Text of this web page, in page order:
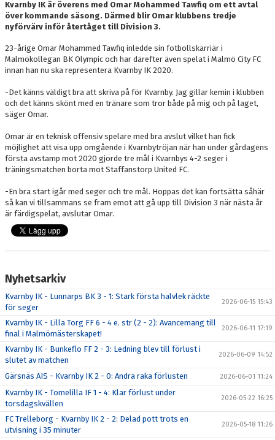
Kvarnby IK är överens med Omar Mohammed Tawfiq om ett avtal
över kommande säsong. Därmed blir Omar klubbens tredje
nyförvärv inför återtåget till Division 3.
23-årige Omar Mohammed Tawfiq inledde sin fotbollskarriär i
Malmökollegan BK Olympic och har därefter även spelat i Malmö City FC
innan han nu ska representera Kvarnby IK 2020.
-Det känns väldigt bra att skriva på för Kvarnby. Jag gillar kemin i klubben
och det känns skönt med en tränare som tror både på mig och på laget,
säger Omar.
Omar är en teknisk offensiv spelare med bra avslut vilket han fick
möjlighet att visa upp omgående i Kvarnbytröjan när han under gårdagens
första avstamp mot 2020 gjorde tre mål i Kvarnbys 4-2 seger i
träningsmatchen borta mot Staffanstorp United FC.
-En bra start igår med seger och tre mål. Hoppas det kan fortsätta såhär
så kan vi tillsammans se fram emot att gå upp till Division 3 när nästa år
är färdigspelat, avslutar Omar.
Nyhetsarkiv
Kvarnby IK - Lunnarps BK 3 - 1: Stark första halvlek räckte
för seger
2026-06-15 15:43
Kvarnby IK - Lilla Torg FF 6 - 4 e. str (2 - 2): Avancemang till
final i Malmömästerskapet!
2026-06-11 17:19
Kvarnby IK - Bunkeflo FF 2 - 3: Ledning blev till förlust i
slutet av matchen
2026-06-09 14:52
Gärsnäs AIS - Kvarnby IK 2 - 0: Andra raka förlusten 2026-06-01 11:24
Kvarnby IK - Tomelilla IF 1 - 4: Klar förlust under
torsdagskvällen
2026-05-22 16:25
FC Trelleborg - Kvarnby IK 2 - 2: Delad pott trots en
utvisning i 35 minuter
2026-05-18 11:26